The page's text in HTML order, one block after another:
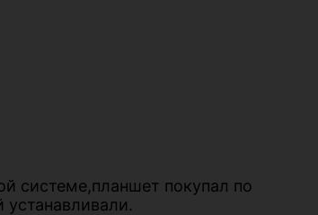
системе,планшет покупал по